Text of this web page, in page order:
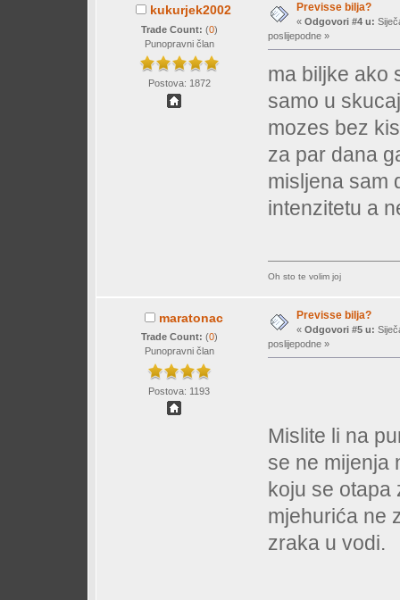
kukurjek2002
Trade Count: (0)
Punopravni član
Postova: 1872
Previsse bilja?
« Odgovori #4 u:
poslijepodne »
ma biljke ako
samo u
mozes bez
za par dana
misljena sam
intenzitetu a
Oh sto te volim joj
maratonac
Trade Count: (0)
Punopravni član
Postova: 1193
Previsse bilja?
« Odgovori #5 u:
poslijepodne »
Mislite li na
se ne mijenja
koju se otapa
mjehurića ne
zraka u vodi.